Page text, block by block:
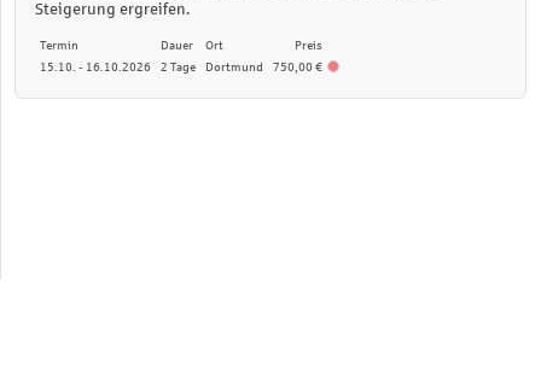
Steigerung ergreifen.
Termin Dauer Ort
Preis
15.10. - 16.10.2026
2 Tage Dortmund 750,00 €